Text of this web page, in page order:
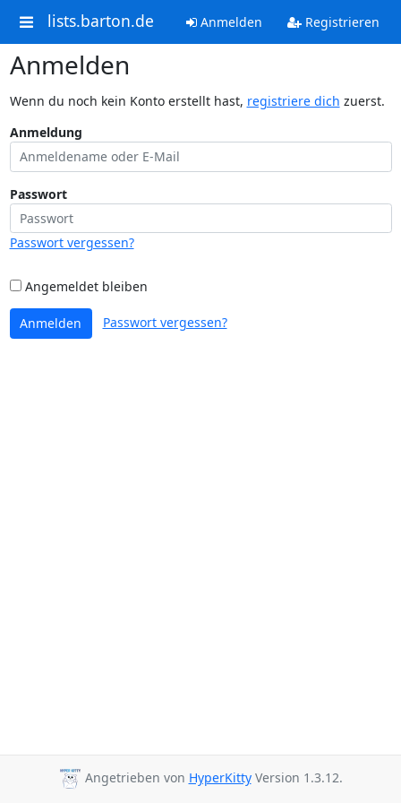
lists.barton.de Anmelden Registrieren
Anmelden
Wenn du noch kein Konto erstellt hast, registriere dich zuerst.
Anmeldung
Passwort
Passwort vergessen?
Angemeldet bleiben
Anmelden Passwort vergessen?
Angetrieben von HyperKittyVersion 1.3.12.